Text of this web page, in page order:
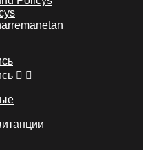
 